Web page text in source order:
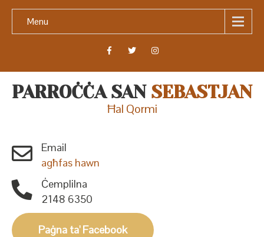
Menu
PARROĊĊA SAN SEBASTJAN
Ħal Qormi
Email
agħfas hawn
Ċemplilna
2148 6350
Paġna ta' Facebook